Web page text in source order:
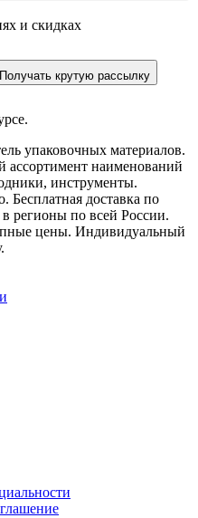
и скидках
Получать крутую рассылку
упаковочных материалов.
ассортимент наименований
инструменты.
Бесплатная доставка по
регионы по всей России.
цены. Индивидуальный